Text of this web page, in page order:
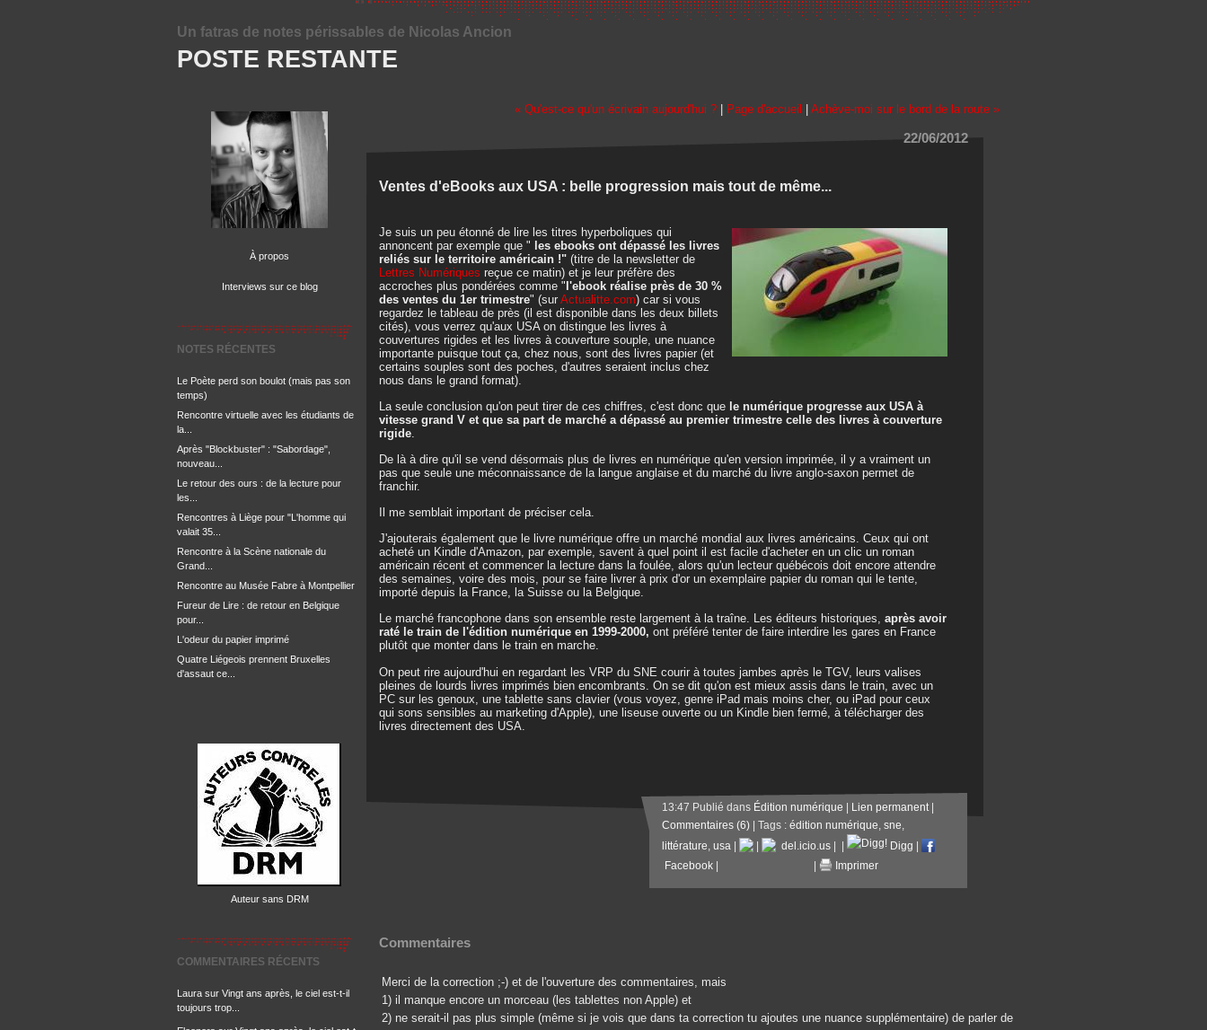
POSTE RESTANTE
Un fatras de notes périssables de Nicolas Ancion
À propos
Interviews sur ce blog
NOTES RÉCENTES
Le Poète perd son boulot (mais pas son
temps)
Rencontre virtuelle avec les étudiants de
la...
Après "Blockbuster" : "Sabordage",
nouveau...
Le retour des ours : de la lecture pour
les...
Rencontres à Liège pour "L'homme qui
valait 35...
Rencontre à la Scène nationale du
Grand...
Rencontre au Musée Fabre à Montpellier
Fureur de Lire : de retour en Belgique
pour...
L'odeur du papier imprimé
Quatre Liégeois prennent Bruxelles
d'assaut ce...
Auteur sans DRM
COMMENTAIRES RÉCENTS
Laura sur Vingt ans après, le ciel est-t-il
toujours trop...
« Qu'est-ce qu'un écrivain aujourd'hui ? Page d'accueil Achève-moi sur le bord de la route »
22/06/2012
Ventes d'eBooks aux USA : belle progression mais tout de même...
Je suis un peu étonné de lire les titres hyperboliques qui
annoncent par exemple que " les ebooks ont dépassé les livres
reliés sur le territoire américain !" (titre de la newsletter de
Lettres Numériques reçue ce matin) et je leur préfère des
accroches plus pondérées comme " l'ebook réalise près de 30 %
des ventes du 1er trimestre" (sur Actualitte.com) car si vous
regardez le tableau de près (il est disponible dans les deux billets
cités), vous verrez qu'aux USA on distingue les livres à
couvertures rigides et les livres à couverture souple, une nuance
importante puisque tout ça, chez nous, sont des livres papier (et
certains souples sont des poches, d'autres seraient inclus chez
nous dans le grand format).
La seule conclusion qu'on peut tirer de ces chiffres, c'est donc que le numérique progresse aux USA à
vitesse grand V et que sa part de marché a dépassé au premier trimestre celle des livres à couverture
rigide.
De là à dire qu'il se vend désormais plus de livres en numérique qu'en version imprimée, il y a vraiment un
pas que seule une méconnaissance de la langue anglaise et du marché du livre anglo-saxon permet de
franchir.
Il me semblait important de préciser cela.
J'ajouterais également que le livre numérique offre un marché mondial aux livres américains. Ceux qui ont
acheté un Kindle d'Amazon, par exemple, savent à quel point il est facile d'acheter en un clic un roman
américain récent et commencer la lecture dans la foulée, alors qu'un lecteur québécois doit encore attendre
des semaines, voire des mois, pour se faire livrer à prix d'or un exemplaire papier du roman qui le tente,
importé depuis la France, la Suisse ou la Belgique.
Le marché francophone dans son ensemble reste largement à la traîne. Les éditeurs historiques, après avoir
raté le train de l'édition numérique en 1999-2000, ont préféré tenter de faire interdire les gares en France
plutôt que monter dans le train en marche.
On peut rire aujourd'hui en regardant les VRP du SNE courir à toutes jambes après le TGV, leurs valises
pleines de lourds livres imprimés bien encombrants. On se dit qu'on est mieux assis dans le train, avec un
PC sur les genoux, une tablette sans clavier (vous voyez, genre iPad mais moins cher, ou iPad pour ceux
qui sons sensibles au marketing d'Apple), une liseuse ouverte ou un Kindle bien fermé, à télécharger des
livres directement des USA.
13:47 Publié dans Édition numérique Lien permanent|
Commentaires (6) | Tags : édition numérique, sne,
littérature, usa del.icio.us Digg
Facebook
Imprimer
Commentaires
Merci de la correction ;-) et de l'ouverture des commentaires, mais
1) il manque encore un morceau (les tablettes non Apple) et
2) ne serait-il pas plus simple (même si je vois que dans ta correction tu ajoutes une nuance supplémentaire) de parler de